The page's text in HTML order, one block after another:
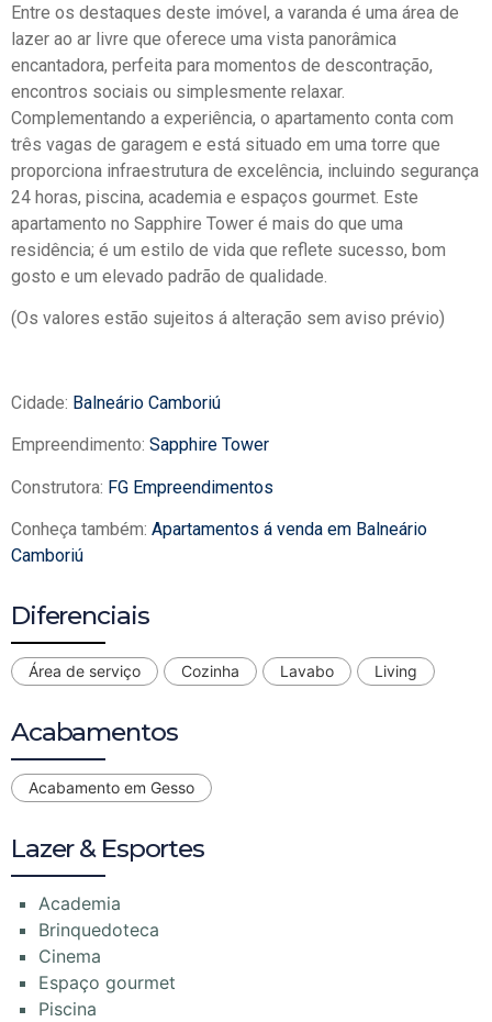
Entre os destaques deste imóvel, a varanda é uma área de
lazer ao ar livre que oferece uma vista panorâmica
encantadora, perfeita para momentos de descontração,
encontros sociais ou simplesmente relaxar.
Complementando a experiência, o apartamento conta com
três vagas de garagem e está situado em uma torre que
proporciona infraestrutura de excelência, incluindo segurança
24 horas, piscina, academia e espaços gourmet. Este
apartamento no Sapphire Tower é mais do que uma
residência; é um estilo de vida que reflete sucesso, bom
gosto e um elevado padrão de qualidade.
(Os valores estão sujeitos á alteração sem aviso prévio)
Cidade: Balneário Camboriú
Empreendimento: Sapphire Tower
Construtora: FG Empreendimentos
Conheça também: Apartamentos á venda em Balneário
Camboriú
Diferenciais
Área de serviço Cozinha Lavabo Living
Acabamentos
Acabamento em Gesso
Lazer & Esportes
Academia
Brinquedoteca
Cinema
Espaço gourmet
Piscina